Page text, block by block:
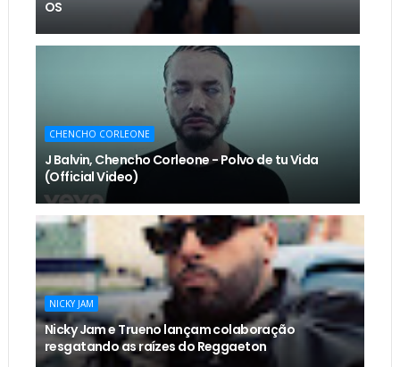
OS
CHENCHO CORLEONE
J Balvin, Chencho Corleone - Polvo de tu Vida
(Official Video)
NICKY JAM
Nicky Jam e Trueno lançam colaboração
resgatando as raízes do Reggaeton